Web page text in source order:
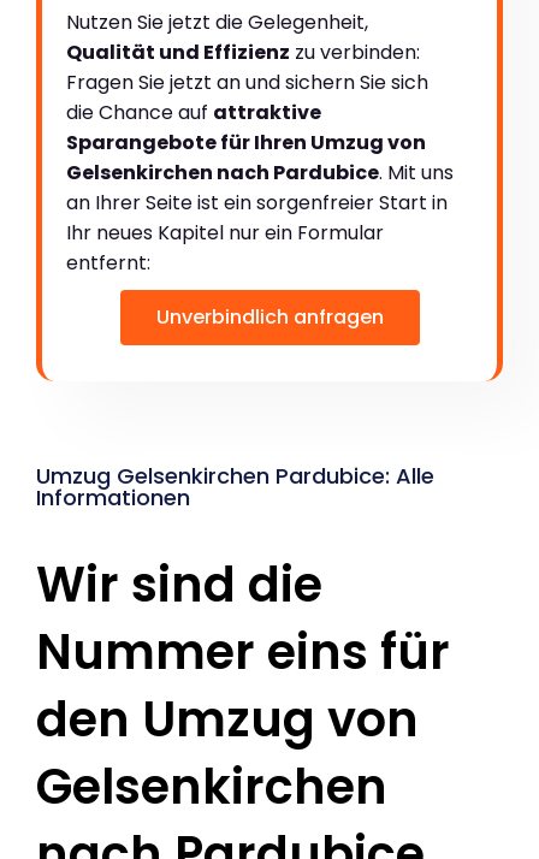
Nutzen Sie jetzt die Gelegenheit,
Qualität und Effizienz zu verbinden:
Fragen Sie jetzt an und sichern Sie sich
die Chance auf attraktive
Sparangebote für Ihren Umzug von
Gelsenkirchen nach Pardubice. Mit uns
an Ihrer Seite ist ein sorgenfreier Start in
Ihr neues Kapitel nur ein Formular
entfernt:
Unverbindlich anfragen
Umzug Gelsenkirchen Pardubice: Alle
Informationen
Wir sind die
Nummer eins für
den Umzug von
Gelsenkirchen